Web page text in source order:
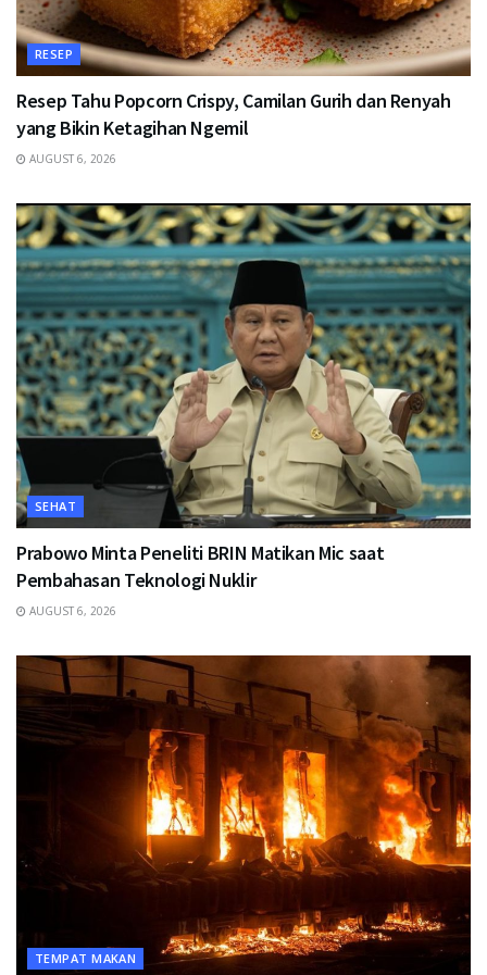
RESEP
Resep Tahu Popcorn Crispy, Camilan Gurih dan Renyah
yang Bikin Ketagihan Ngemil
AUGUST 6, 2026
SEHAT
Prabowo Minta Peneliti BRIN Matikan Mic saat
Pembahasan Teknologi Nuklir
AUGUST 6, 2026
TEMPAT MAKAN